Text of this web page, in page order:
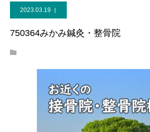
2023.03.19
750364みかみ鍼灸・整骨院